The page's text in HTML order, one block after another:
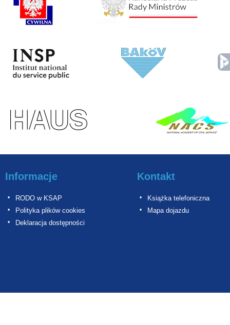
Informacje
RODO w KSAP
Polityka plików cookies
Deklaracja dostępności
Kontakt
Książka telefoniczna
Mapa dojazdu